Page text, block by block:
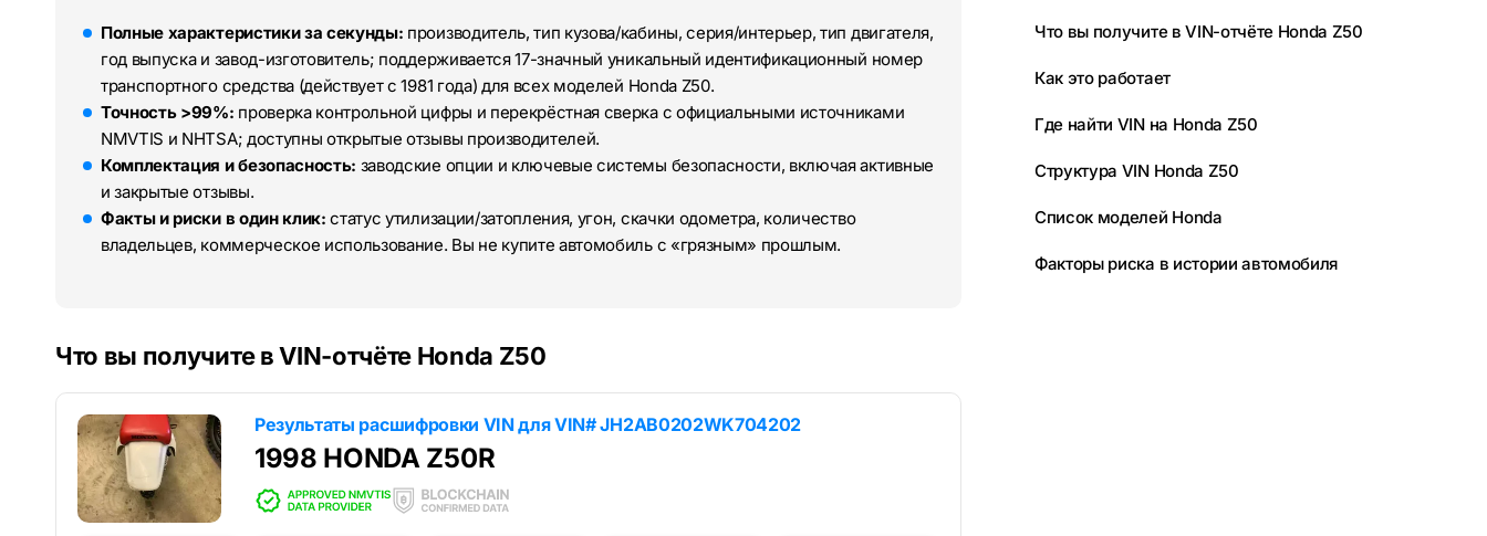
Полные характеристики за секунды: производитель, тип кузова/кабины, серия/интерьер, тип двигателя,
год выпуска и завод-изготовитель; поддерживается 17-значный уникальный идентификационный номер
транспортного средства (действует с 1981 года) для всех моделей Honda Z50.
Точность >99%: проверка контрольной цифры и перекрёстная сверка с официальными источниками
NMVTIS и NHTSA; доступны открытые отзывы производителей.
Комплектация и безопасность: заводские опции и ключевые системы безопасности, включая активные
и закрытые отзывы.
Факты и риски в один клик: статус утилизации/затопления, угон, скачки одометра, количество
владельцев, коммерческое использование. Вы не купите автомобиль с «грязным» прошлым.
Что вы получите в VIN-отчёте Honda Z50
Результаты расшифровки VIN дляVIN# JH2AB0202WK704202
1998 HONDA Z50R
Что вы получите в VIN-отчёте Honda Z50
Как это работает
Где найти VIN на Honda Z50
Структура VIN Honda Z50
Список моделей Honda
Факторы риска в истории автомобиля